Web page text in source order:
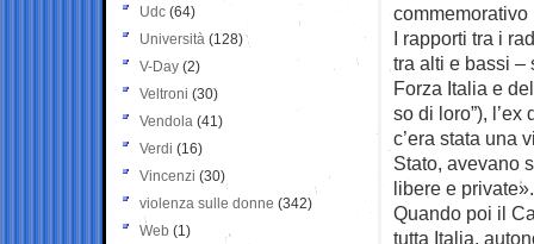
I rapporti tra i
tra alti e bassi –
Forza Italia e
so di loro”),
c’era stata una
Stato, avevano
libere e private».
Quando poi il
tutta Italia,
Udc (64)
Università (128)
V-Day (2)
Veltroni (30)
Vendola (41)
Verdi (16)
Vincenzi (30)
violenza sulle donne (342)
Web (1)